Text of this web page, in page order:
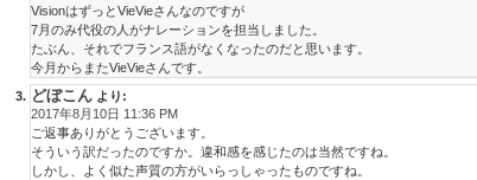
VisionはずっとVieVieさんなのですが
7月のみ代役の人がナレーションを担当しました。
たぶん、それでフランス語がなくなったのだと思います。
今月からまたVieVieさんです。
どぼこん より:
2017年8月10日 11:36 PM
ご返事ありがとうございます。
そういう訳だったのですか。違和感を感じたのは当然ですね。
しかし、よく似た声質の方がいらっしゃったものですね。